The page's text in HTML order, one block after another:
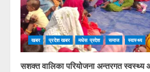
खबर प्रदेश खबर मधेस प्रदेश समाज स्वास्थ्य
सशक्त वालिका परियोजना अन्तरगत